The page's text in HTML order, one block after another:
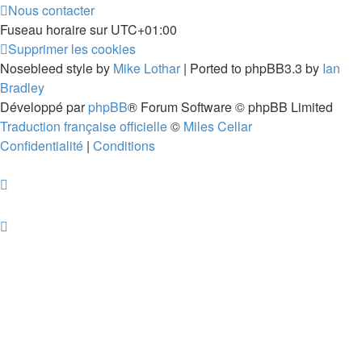
Nous contacter
Fuseau horaire surUTC+01:00
Supprimer les cookies
Nosebleed style by Mike Lothar | Ported to phpBB3.3 by Ian
Bradley
Développé parphpBB® Forum Software © phpBB Limited
Traduction française officielle© Miles Cellar
Confidentialité | Conditions